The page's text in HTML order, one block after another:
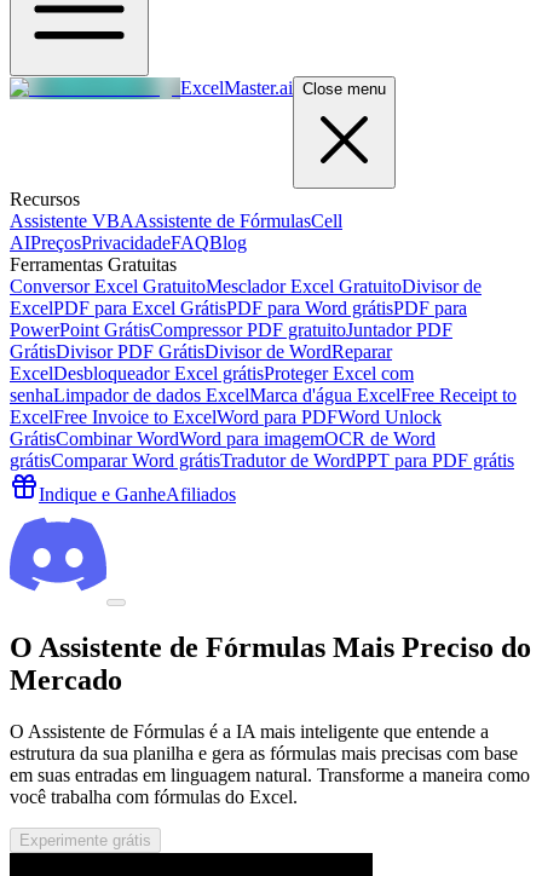
ExcelMaster.ai Close menu
Recursos
Assistente VBAAssistente de FórmulasCell
AIPreçosPrivacidadeFAQBlog
Ferramentas Gratuitas
Conversor Excel GratuitoMesclador Excel GratuitoDivisor de
ExcelPDF para Excel GrátisPDF para Word grátisPDF para
PowerPoint GrátisCompressor PDF gratuitoJuntador PDF
GrátisDivisor PDF GrátisDivisor de WordReparar
ExcelDesbloqueador Excel grátisProteger Excel com
senhaLimpador de dados ExcelMarca d'água ExcelFree Receipt to
ExcelFree Invoice to ExcelWord para PDFWord Unlock
GrátisCombinar WordWord para imagemOCR de Word
grátisComparar Word grátisTradutor de WordPPT para PDF grátis
Indique e GanheAfiliados
O Assistente de Fórmulas Mais Preciso do
Mercado
O Assistente de Fórmulas é a IA mais inteligente que entende a
estrutura da sua planilha e gera as fórmulas mais precisas com base
em suas entradas em linguagem natural. Transforme a maneira como
você trabalha com fórmulas do Excel.
Experimente grátis